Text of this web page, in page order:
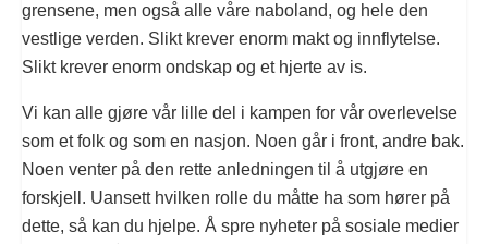
grensene, men også alle våre naboland, og hele den
vestlige verden. Slikt krever enorm makt og innflytelse.
Slikt krever enorm ondskap og et hjerte av is.
Vi kan alle gjøre vår lille del i kampen for vår overlevelse
som et folk og som en nasjon. Noen går i front, andre bak.
Noen venter på den rette anledningen til å utgjøre en
forskjell. Uansett hvilken rolle du måtte ha som hører på
dette, så kan du hjelpe. Å spre nyheter på sosiale medier